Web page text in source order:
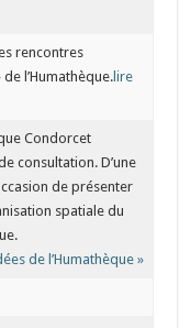
rencontres
l’Humathèque. lire
Condorcet
consultation. D’une
de présenter
spatiale du
de l’Humathèque »